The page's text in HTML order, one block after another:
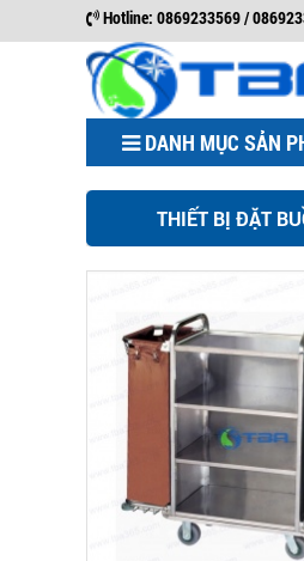
Hotline: 0869233569 /
DANH MỤC SẢN
THIẾT BỊ ĐẶT